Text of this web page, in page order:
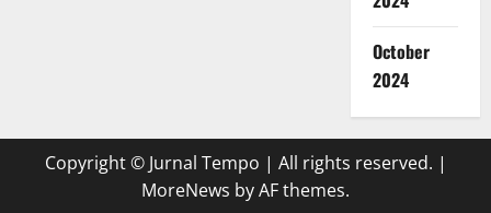
October
2024
Copyright © Jurnal Tempo | All rights reserved. |
MoreNews by AF themes.